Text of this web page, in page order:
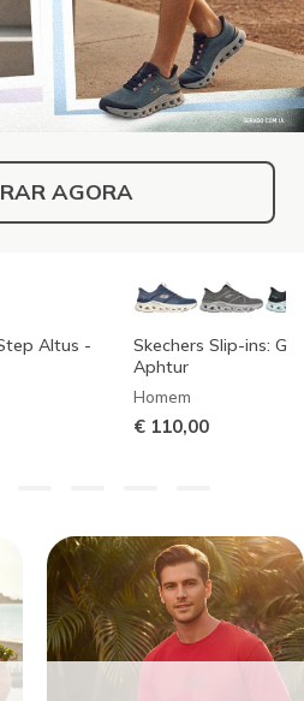
AGORA
Altus -
Skechers Slip-ins:
Aphtur
Homem
€ 110,00